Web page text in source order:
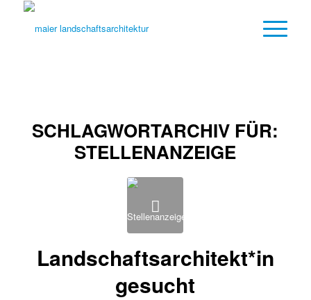
SCHLAGWORTARCHIV FÜR:
STELLENANZEIGE
Landschaftsarchitekt*in
gesucht